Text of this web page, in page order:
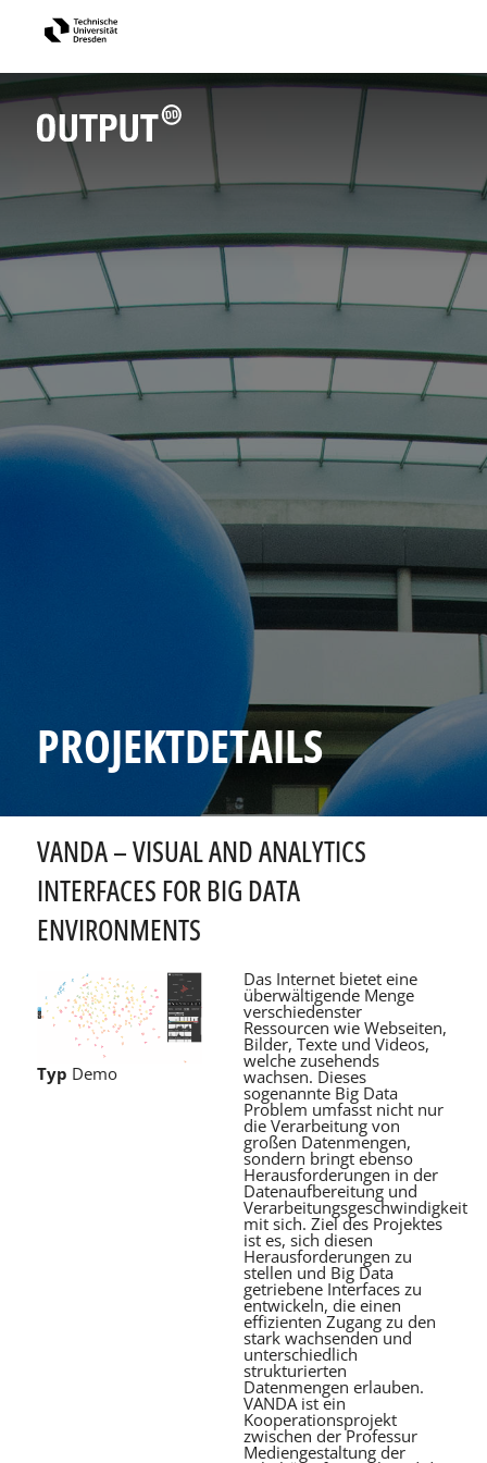
PROJEKTDETAILS
VANDA – VISUAL AND ANALYTICS
INTERFACES FOR BIG DATA
ENVIRONMENTS
Typ Demo
Das Internet bietet eine
überwältigende Menge
verschiedenster
Ressourcen wie Webseiten,
Bilder, Texte und Videos,
welche zusehends
wachsen. Dieses
sogenannte Big Data
Problem umfasst nicht nur
die Verarbeitung von
großen Datenmengen,
sondern bringt ebenso
Herausforderungen in der
Datenaufbereitung und
Verarbeitungsgeschwindigkeit
mit sich. Ziel des Projektes
ist es, sich diesen
Herausforderungen zu
stellen und Big Data
getriebene Interfaces zu
entwickeln, die einen
effizienten Zugang zu den
stark wachsenden und
unterschiedlich
strukturierten
Datenmengen erlauben.
VANDA ist ein
Kooperationsprojekt
zwischen der Professur
Mediengestaltung der